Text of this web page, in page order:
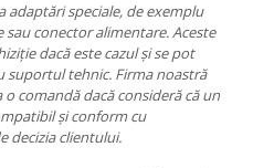
speciale, de exemplu
conector alimentare. Aceste
dacă este cazul și se pot
suportul tehnic. Firma noastră
comandă dacă consideră că un
și conform cu
decizia clientului.